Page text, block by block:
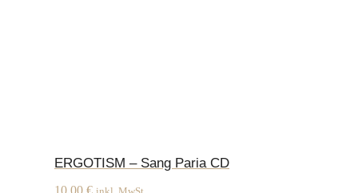
ERGOTISM – Sang Paria CD
10,00 €